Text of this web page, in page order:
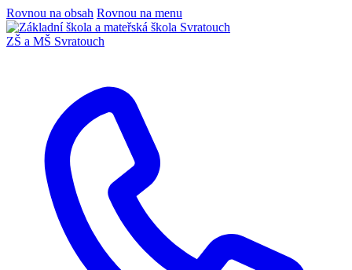
Rovnou na obsah Rovnou na menu
ZŠ a MŠ Svratouch